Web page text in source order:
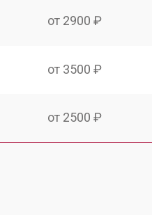
от 2900 ₽
от 3500 ₽
от 2500 ₽